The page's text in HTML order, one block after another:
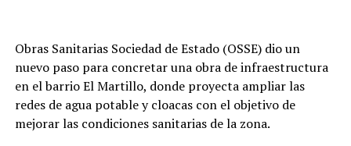
Obras Sanitarias Sociedad de Estado (OSSE) dio un
nuevo paso para concretar una obra de infraestructura
en el barrio El Martillo, donde proyecta ampliar las
redes de agua potable y cloacas con el objetivo de
mejorar las condiciones sanitarias de la zona.